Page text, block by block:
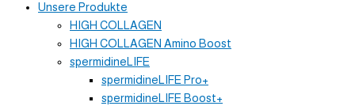
Unsere Produkte
HIGH COLLAGEN
HIGH COLLAGEN Amino Boost
spermidineLIFE
spermidineLIFE Pro+
spermidineLIFE Boost+